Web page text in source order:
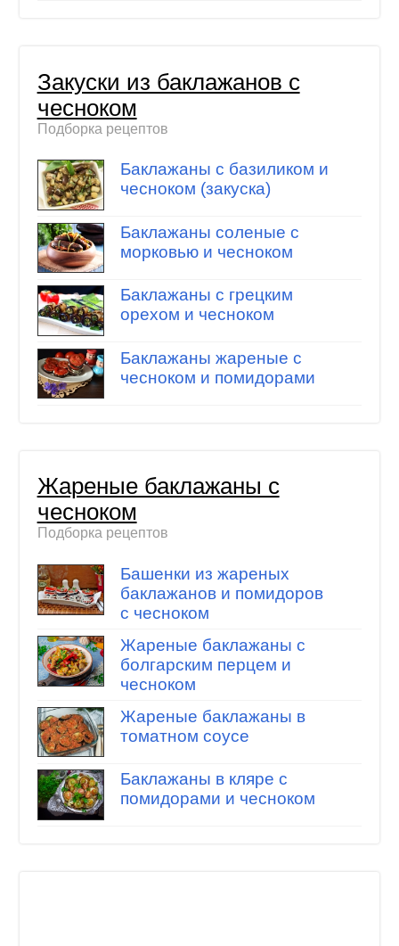
Закуски из баклажанов с
чесноком
Подборка рецептов
Баклажаны с базиликом и
чесноком (закуска)
Баклажаны соленые с
морковью и чесноком
Баклажаны с грецким
орехом и чесноком
Баклажаны жареные с
чесноком и помидорами
Жареные баклажаны с
чесноком
Подборка рецептов
Башенки из жареных
баклажанов и помидоров
с чесноком
Жареные баклажаны с
болгарским перцем и
чесноком
Жареные баклажаны в
томатном соусе
Баклажаны в кляре с
помидорами и чесноком